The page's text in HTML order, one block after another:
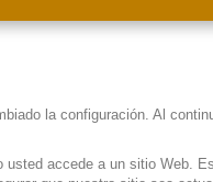
la configuración. Al
usted accede a un sitio Web.